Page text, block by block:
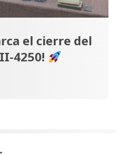
el cierre del
4250!